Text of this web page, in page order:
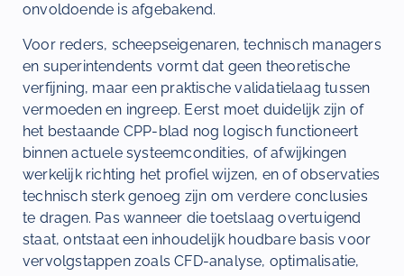
onvoldoende is afgebakend.
Voor reders, scheepseigenaren, technisch managers
en superintendents vormt dat geen theoretische
verfijning, maar een praktische validatielaag tussen
vermoeden en ingreep. Eerst moet duidelijk zijn of
het bestaande CPP-blad nog logisch functioneert
binnen actuele systeemcondities, of afwijkingen
werkelijk richting het profiel wijzen, en of observaties
technisch sterk genoeg zijn om verdere conclusies
te dragen. Pas wanneer die toetslaag overtuigend
staat, ontstaat een inhoudelijk houdbare basis voor
vervolgstappen zoals CFD-analyse, optimalisatie,